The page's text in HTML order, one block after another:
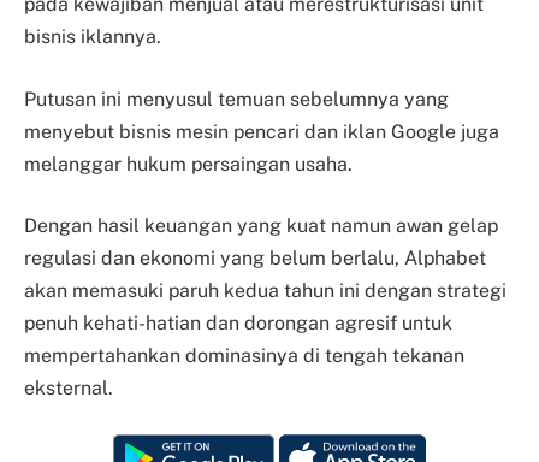
bisnis iklannya.
Putusan ini menyusul temuan sebelumnya yang
menyebut bisnis mesin pencari dan iklan Google juga
melanggar hukum persaingan usaha.
Dengan hasil keuangan yang kuat namun awan gelap
regulasi dan ekonomi yang belum berlalu, Alphabet
akan memasuki paruh kedua tahun ini dengan strategi
penuh kehati-hatian dan dorongan agresif untuk
mempertahankan dominasinya di tengah tekanan
eksternal.